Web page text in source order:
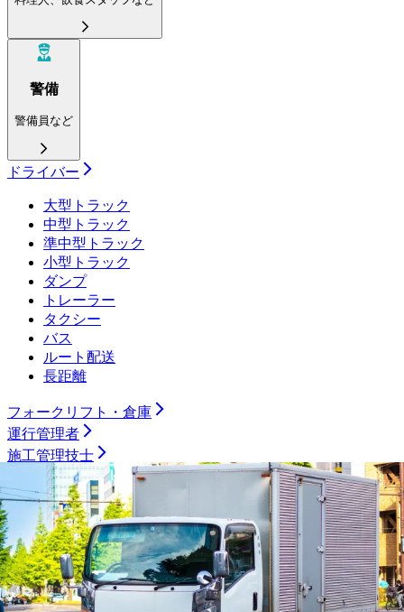
警備
警備員など
ドライバー
大型トラック
中型トラック
準中型トラック
小型トラック
ダンプ
トレーラー
タクシー
バス
ルート配送
長距離
フォークリフト・倉庫
運行管理者
施工管理技士
土木施工管理技士
電気工事施工管理技士
建築施工管理技士
管工事施工管理技士
電気主任技術者
製造職